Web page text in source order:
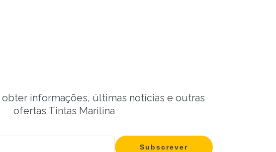
obter informações, últimas notícias e outras
ofertas Tintas Marilina